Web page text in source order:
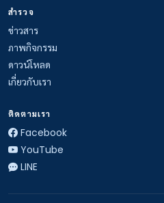
สำรวจ
ข่าวสาร
ภาพกิจกรรม
ดาวน์โหลด
เกี่ยวกับเรา
ติดตามเรา
Facebook
YouTube
LINE